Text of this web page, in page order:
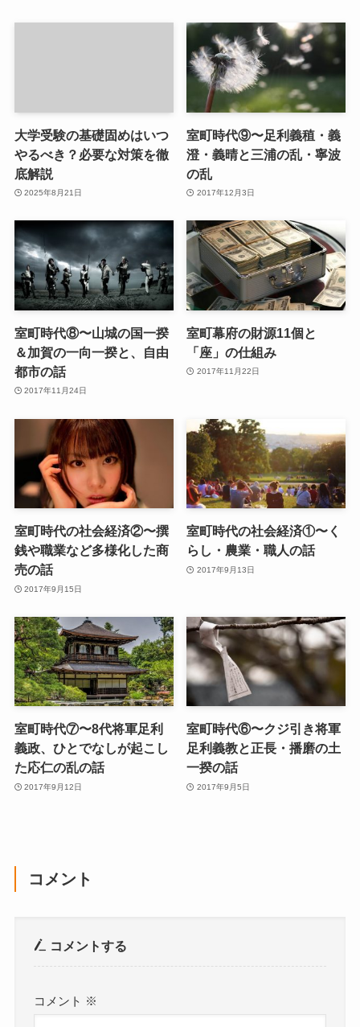
大学受験の基礎固めはいつ
やるべき？必要な対策を徹
底解説
2025年8月21日
室町時代⑨〜足利義稙・義
澄・義晴と三浦の乱・寧波
の乱
2017年12月3日
室町時代⑧〜山城の国一揆
＆加賀の一向一揆と、自由
都市の話
2017年11月24日
室町幕府の財源11個と
「座」の仕組み
2017年11月22日
室町時代の社会経済②〜撰
銭や職業など多様化した商
売の話
2017年9月15日
室町時代の社会経済①〜く
らし・農業・職人の話
2017年9月13日
室町時代⑦〜8代将軍足利
義政、ひとでなしが起こし
た応仁の乱の話
2017年9月12日
室町時代⑥〜クジ引き将軍
足利義教と正長・播磨の土
一揆の話
2017年9月5日
コメント
コメントする
コメント ※